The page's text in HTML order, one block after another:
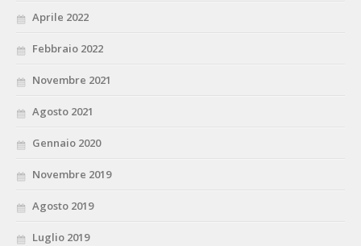
Aprile 2022
Febbraio 2022
Novembre 2021
Agosto 2021
Gennaio 2020
Novembre 2019
Agosto 2019
Luglio 2019